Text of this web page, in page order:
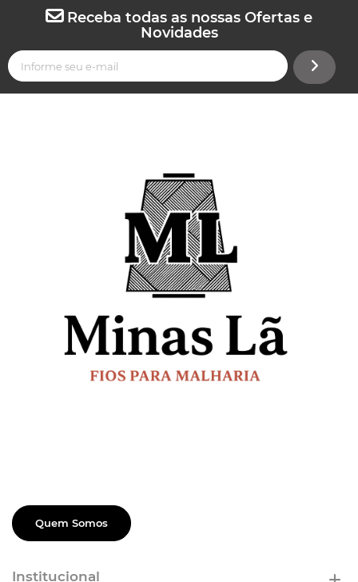
Receba todas as nossas Ofertas e
Novidades
Quem Somos
Institucional